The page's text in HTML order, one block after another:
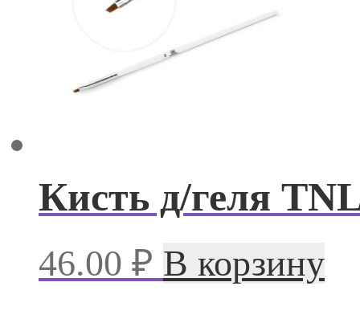
Кисть д/геля
46.00 ₽ В корзину